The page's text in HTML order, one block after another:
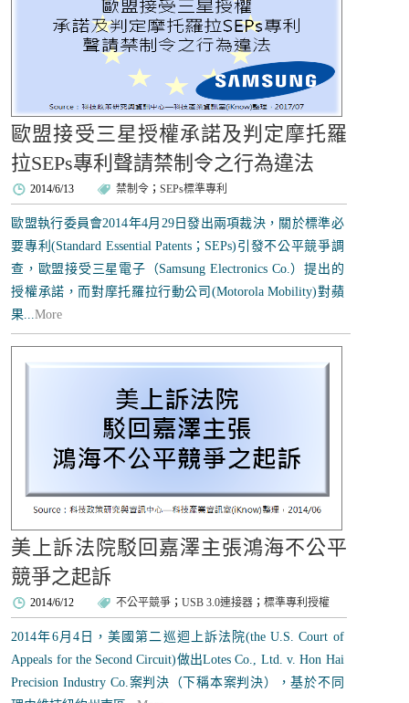
歐盟接受三星授權承諾及判定摩托羅
拉SEPs專利聲請禁制令之行為違法
2014/6/13 禁制令 ；SEPs標準專利
歐盟執行委員會2014年4月29日發出兩項裁決，關於標準必
要專利(Standard Essential Patents；SEPs)引發不公平競爭調
查，歐盟接受三星電子（Samsung Electronics Co.）提出的
授權承諾，而對摩托羅拉行動公司(Motorola Mobility)對蘋
果...More
美上訴法院駁回嘉澤主張鴻海不公平
競爭之起訴
2014/6/12 不公平競爭 ；USB 3.0連接器 ；標準專利授權
2014年6月4日，美國第二巡迴上訴法院(the U.S. Court of
Appeals for the Second Circuit)做出Lotes Co., Ltd. v. Hon Hai
Precision Industry Co.案判決（下稱本案判決），基於不同